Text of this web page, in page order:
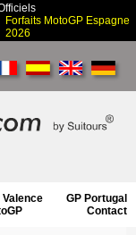
Forfaits MotoGP Espagne
2026
Valence
GP Portugal
Contact